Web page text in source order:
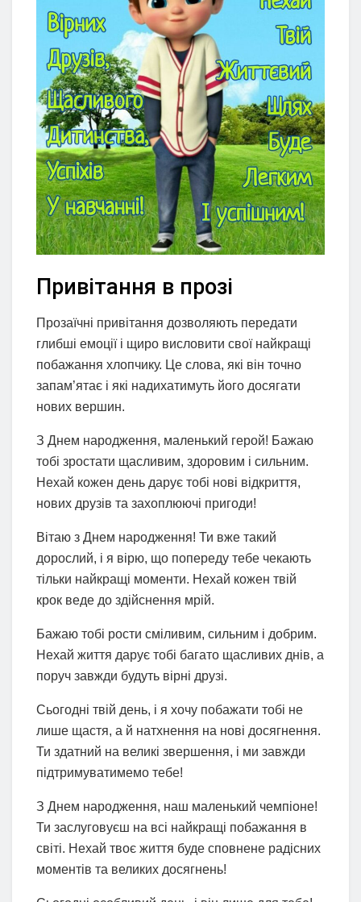
Привітання в прозі
Прозаїчні привітання дозволяють передати
глибші емоції і щиро висловити свої найкращі
побажання хлопчику. Це слова, які він точно
запам’ятає і які надихатимуть його досягати
нових вершин.
З Днем народження, маленький герой! Бажаю
тобі зростати щасливим, здоровим і сильним.
Нехай кожен день дарує тобі нові відкриття,
нових друзів та захоплюючі пригоди!
Вітаю з Днем народження! Ти вже такий
дорослий, і я вірю, що попереду тебе чекають
тільки найкращі моменти. Нехай кожен твій
крок веде до здійснення мрій.
Бажаю тобі рости сміливим, сильним і добрим.
Нехай життя дарує тобі багато щасливих днів, а
поруч завжди будуть вірні друзі.
Сьогодні твій день, і я хочу побажати тобі не
лише щастя, а й натхнення на нові досягнення.
Ти здатний на великі звершення, і ми завжди
підтримуватимемо тебе!
З Днем народження, наш маленький чемпіоне!
Ти заслуговуєш на всі найкращі побажання в
світі. Нехай твоє життя буде сповнене радісних
моментів та великих досягнень!